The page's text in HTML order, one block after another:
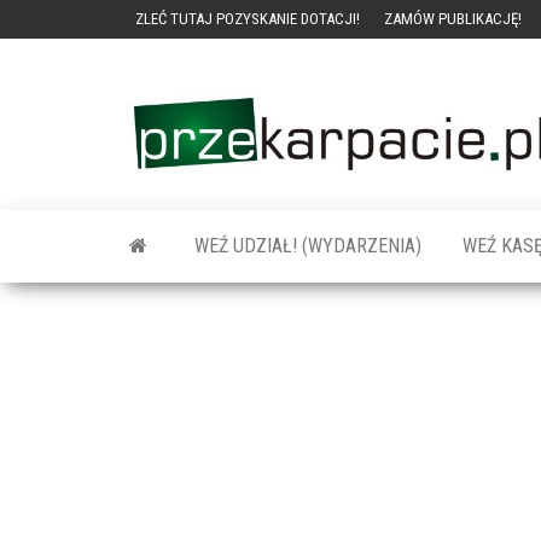
ZLEĆ TUTAJ POZYSKANIE DOTACJI! ZAMÓW PUBLIKACJĘ!
WEŹ UDZIAŁ! (WYDARZENIA) WEŹ